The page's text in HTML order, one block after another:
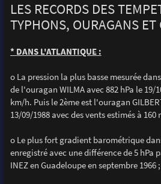
LES RECORDS DES
TYPHONS, OURAGANS ET
* DANS L'ATLANTIQUE :
o La pression la plus basse mesurée
de l'ouragan WILMA avec 882 hPa le 19/
km/h. Puis le 2ème est l'ouragan
13/09/1988 avec des vents estimés à
o Le plus fort gradient barométrique
enregistré avec une différence de 5 hPa
INEZ en Guadeloupe en septembre 1966 ;